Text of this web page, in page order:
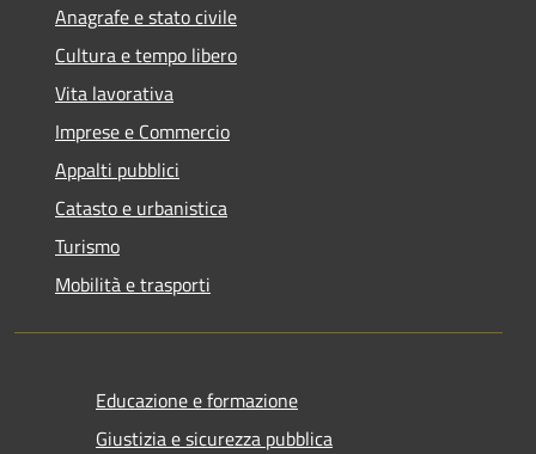
Anagrafe e stato civile
Cultura e tempo libero
Vita lavorativa
Imprese e Commercio
Appalti pubblici
Catasto e urbanistica
Turismo
Mobilità e trasporti
Educazione e formazione
Giustizia e sicurezza pubblica